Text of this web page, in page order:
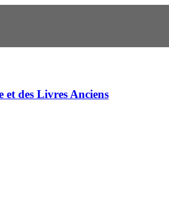
des Livres Anciens